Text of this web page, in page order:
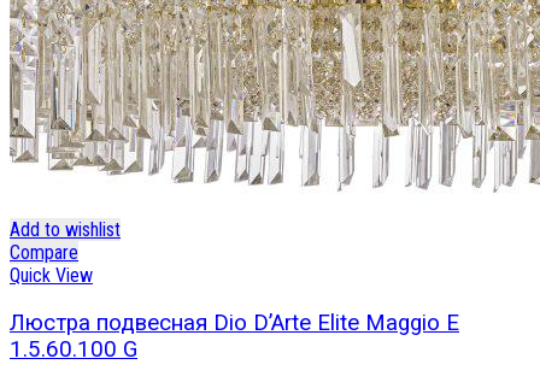
Add to wishlist
Compare
Quick View
Люстра подвесная Dio D’Arte Elite Maggio E
1.5.60.100 G